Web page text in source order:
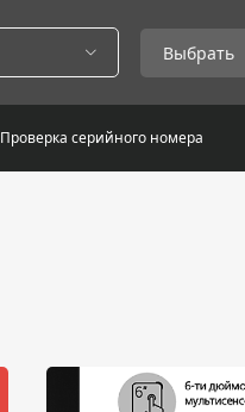
Выбрать
Проверка серийного номера